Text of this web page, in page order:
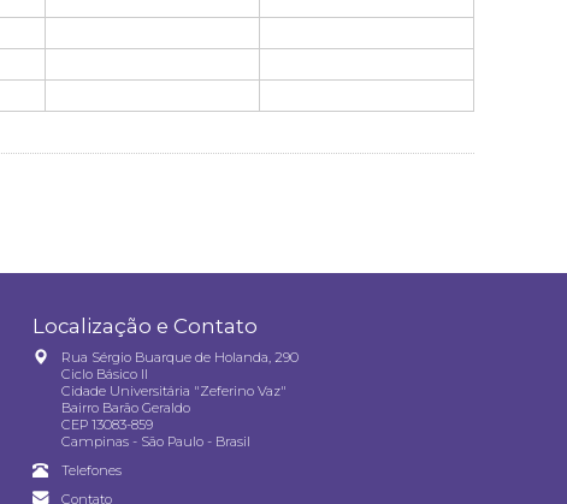
Localização e Contato
Rua Sérgio Buarque de Holanda, 290
Ciclo Básico II
Cidade Universitária "Zeferino Vaz"
Bairro Barão Geraldo
CEP 13083-859
Campinas - São Paulo - Brasil
Telefones
Contato